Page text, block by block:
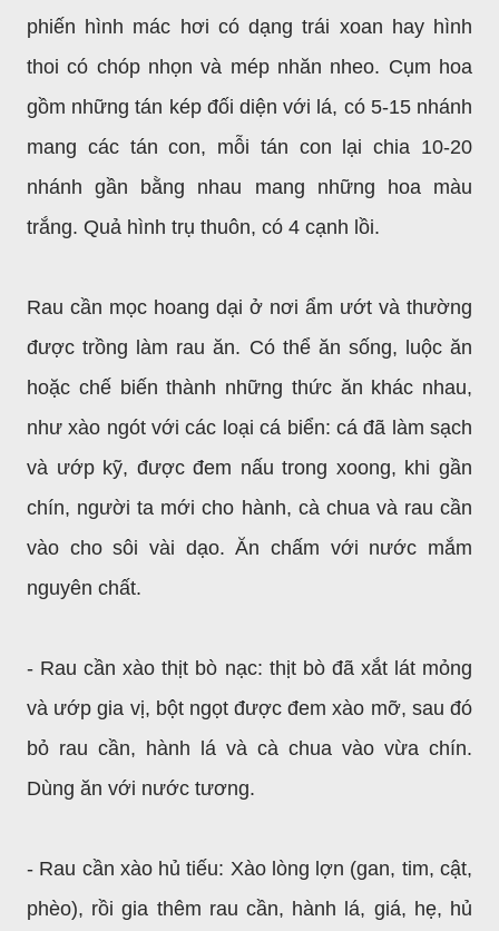
phiến hình mác hơi có dạng trái xoan hay hình
thoi có chóp nhọn và mép nhăn nheo. Cụm hoa
gồm những tán kép đối diện với lá, có 5-15 nhánh
mang các tán con, mỗi tán con lại chia 10-20
nhánh gần bằng nhau mang những hoa màu
trắng. Quả hình trụ thuôn, có 4 cạnh lồi.
Rau cần mọc hoang dại ở nơi ẩm ướt và thường
được trồng làm rau ăn. Có thể ăn sống, luộc ăn
hoặc chế biến thành những thức ăn khác nhau,
như xào ngót với các loại cá biển: cá đã làm sạch
và ướp kỹ, được đem nấu trong xoong, khi gần
chín, người ta mới cho hành, cà chua và rau cần
vào cho sôi vài dạo. Ăn chấm với nước mắm
nguyên chất.
- Rau cần xào thịt bò nạc: thịt bò đã xắt lát mỏng
và ướp gia vị, bột ngọt được đem xào mỡ, sau đó
bỏ rau cần, hành lá và cà chua vào vừa chín.
Dùng ăn với nước tương.
- Rau cần xào hủ tiếu: Xào lòng lợn (gan, tim, cật,
phèo), rồi gia thêm rau cần, hành lá, giá, hẹ, hủ